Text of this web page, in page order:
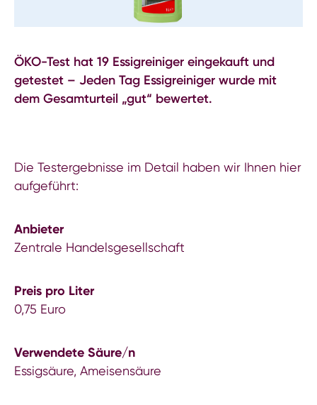
ÖKO-Test hat 19 Essigreiniger eingekauft und
getestet – Jeden Tag Essigreiniger wurde mit
dem Gesamturteil „gut“ bewertet.
Die Testergebnisse im Detail haben wir Ihnen hier
aufgeführt:
Anbieter
Zentrale Handelsgesellschaft
Preis pro Liter
0,75 Euro
Verwendete Säure/n
Essigsäure, Ameisensäure